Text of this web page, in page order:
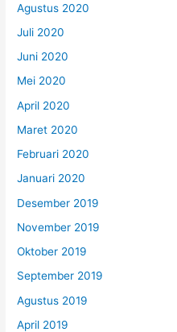
Agustus 2020
Juli 2020
Juni 2020
Mei 2020
April 2020
Maret 2020
Februari 2020
Januari 2020
Desember 2019
November 2019
Oktober 2019
September 2019
Agustus 2019
April 2019